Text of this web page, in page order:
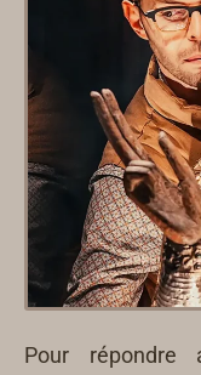
Pour répondre